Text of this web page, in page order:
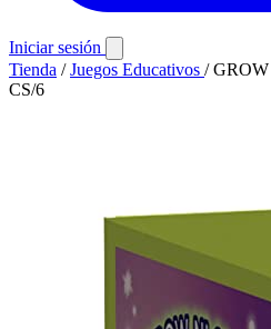
Iniciar sesión
Tienda / Juegos Educativos /
CS/6